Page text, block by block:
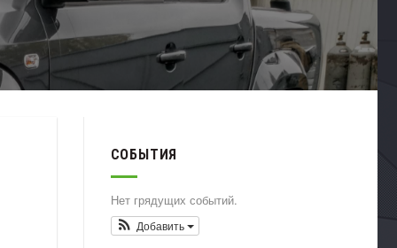
СОБЫТИЯ
Нет грядущих событий.
Добавить